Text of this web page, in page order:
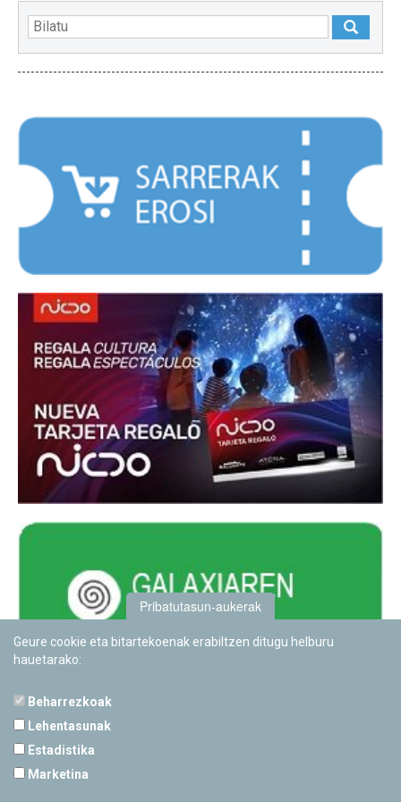
Pribatutasun-aukerak
Geure cookie eta bitartekoenak erabiltzen ditugu helburu
hauetarako:
Beharrezkoak
Lehentasunak
Estadistika
Marketina